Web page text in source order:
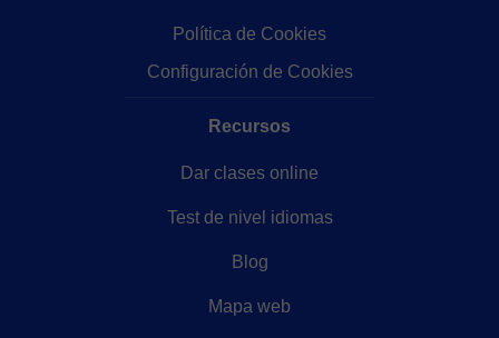
Política de Cookies
Configuración de Cookies
Recursos
Dar clases online
Test de nivel idiomas
Blog
Mapa web